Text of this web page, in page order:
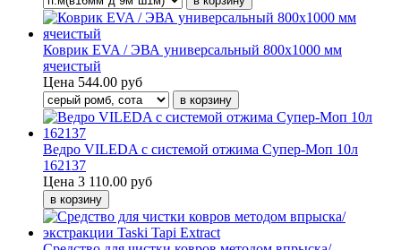
Коврик EVA / ЭВА универсальный 800х1000 мм
ячеистый
Цена 544.00 руб
Ведро VILEDA с системой отжима Супер-Моп 10л
162137
Цена 3 110.00 руб